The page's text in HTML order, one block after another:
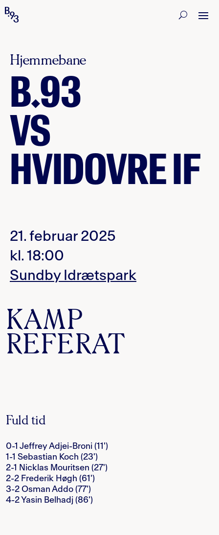
Hjemmebane
B.93
VS
HVIDOVRE IF
21. februar 2025
kl. 18:00
Sundby Idrætspark
KAMP
REFERAT
Fuld tid
0-1 Jeffrey Adjei-Broni (11')
1-1 Sebastian Koch (23')
2-1 Nicklas Mouritsen (27')
2-2 Frederik Høgh (61')
3-2 Osman Addo (77')
4-2 Yasin Belhadj (86')